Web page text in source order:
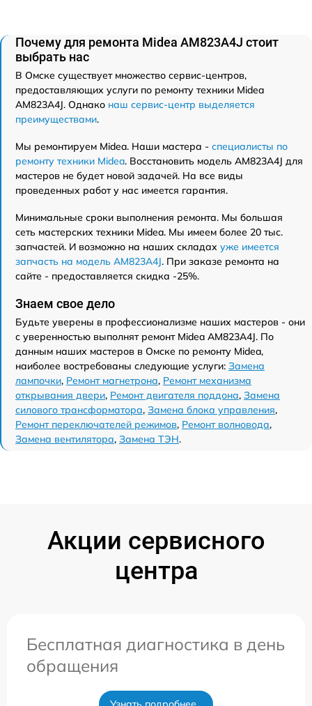
Почему для ремонта Midea AM823A4J стоит
выбрать нас
В Омске существует множество сервис-центров,
предоставляющих услуги по ремонту техники Midea
AM823A4J. Однако наш сервис-центр выделяется
преимуществами.
Мы ремонтируем Midea. Наши мастера - специалисты по
ремонту техники Midea. Восстановить модель AM823A4J для
мастеров не будет новой задачей. На все виды
проведенных работ у нас имеется гарантия.
Минимальные сроки выполнения ремонта. Мы большая
сеть мастерских техники Midea. Мы имеем более 20 тыс.
запчастей. И возможно на наших складах уже имеется
запчасть на модель AM823A4J. При заказе ремонта на
сайте - предоставляется скидка -25%.
Знаем свое дело
Будьте уверены в профессионализме наших мастеров - они
с уверенностью выполнят ремонт Midea AM823A4J. По
данным наших мастеров в Омске по ремонту Midea,
наиболее востребованы следующие услуги: Замена
лампочки, Ремонт магнетрона, Ремонт механизма
открывания двери, Ремонт двигателя поддона, Замена
силового трансформатора, Замена блока управления,
Ремонт переключателей режимов, Ремонт волновода,
Замена вентилятора, Замена ТЭН.
Акции сервисного
центра
Бесплатная диагностика в день
обращения